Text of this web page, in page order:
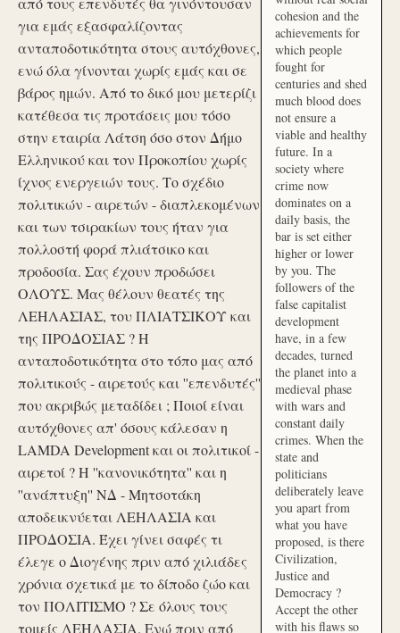
για εμάς εξασφαλίζοντας
ανταποδοτικότητα στους αυτόχθονες,
ενώ όλα γίνονται χωρίς εμάς και σε
βάρος ημών. Από το δικό μου μετερίζι
κατέθεσα τις προτάσεις μου τόσο
στην εταιρία Λάτση όσο στον Δήμο
Ελληνικού και τον Προκοπίου χωρίς
ίχνος ενεργειών τους. Το σχέδιο
πολιτικών - αιρετών - διαπλεκομένων
και των τσιρακίων τους ήταν για
πολλοστή φορά πλιάτσικο και
προδοσία. Σας έχουν προδώσει
ΟΛΟΥΣ. Μας θέλουν θεατές της
ΛΕΗΛΑΣΙΑΣ, του ΠΛΙΑΤΣΙΚΟΥ και
της ΠΡΟΔΟΣΙΑΣ ? Η
ανταποδοτικότητα στο τόπο μας από
πολιτικούς - αιρετούς και ''επενδυτές''
που ακριβώς μεταδίδει ; Ποιοί είναι
αυτόχθονες απ' όσους κάλεσαν η
LAMDA Development και οι πολιτικοί -
αιρετοί ? Η ''κανονικότητα'' και η
''ανάπτυξη'' ΝΔ - Μητσοτάκη
αποδεικνύεται ΛΕΗΛΑΣΙΑ και
ΠΡΟΔΟΣΙΑ. Έχει γίνει σαφές τι
έλεγε ο Διογένης πριν από χιλιάδες
χρόνια σχετικά με το δίποδο ζώο και
τον ΠΟΛΙΤΙΣΜΟ ? Σε όλους τους
τομείς ΛΕΗΛΑΣΙΑ. Ενώ πριν από
cohesion and the
achievements for
which people
fought for
centuries and shed
much blood does
not ensure a
viable and healthy
future. In a
society where
crime now
dominates on a
daily basis, the
bar is set either
higher or lower
by you. The
followers of the
false capitalist
development
have, in a few
decades, turned
the planet into a
medieval phase
with wars and
constant daily
crimes. When the
state and
politicians
deliberately leave
you apart from
what you have
proposed, is there
Civilization,
Justice and
Democracy ?
Accept the other
with his flaws so